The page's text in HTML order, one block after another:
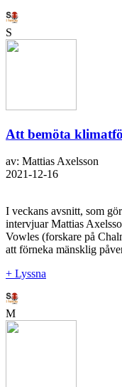
S
Att bemöta
av: Mattias Axelsson
2021-12-16
I veckans avsnitt, som
intervjuar Mattias
Vowles (forskare på
att förneka mänsklig
+ Lyssna
M